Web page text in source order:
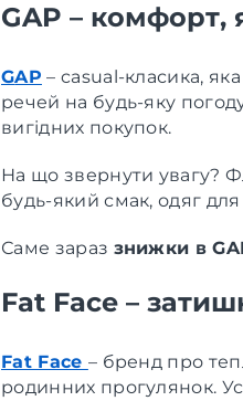
GAP – комфорт,
GAP – casual-класика,
речей на будь-яку
вигідних покупок.
На що звернути увагу?
будь-який смак, одяг
Саме зараз знижки в
Fat Face –
Fat Face – бренд про
родинних прогулянок.